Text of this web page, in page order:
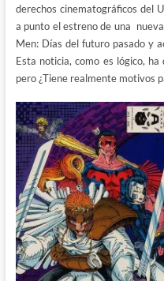
derechos cinematográficos del
a punto el estreno de una
Men: Días del futuro pasado y
Esta noticia, como es lógico,
pero ¿Tiene realmente motivos